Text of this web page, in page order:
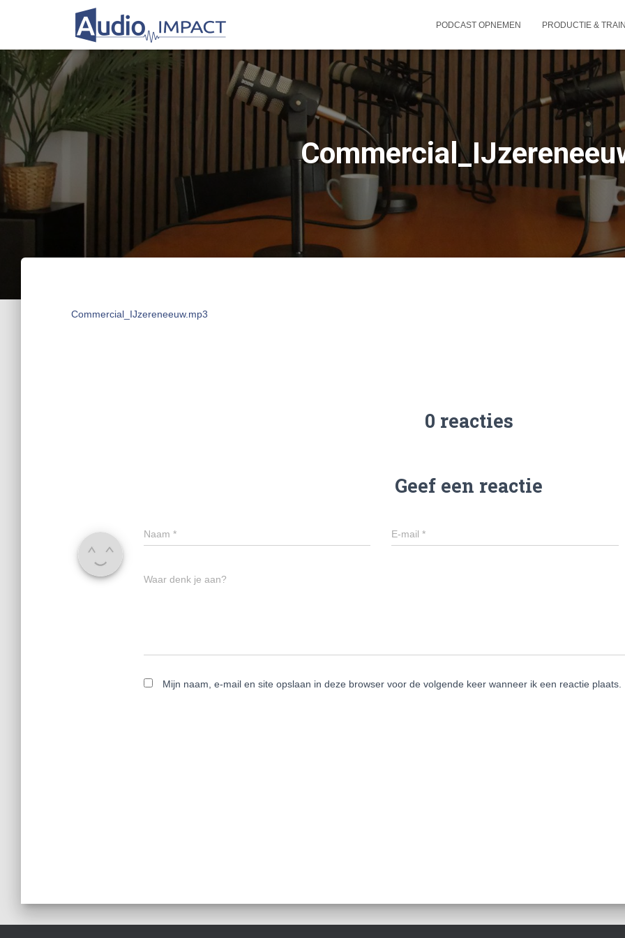
PODCAST OPNEMEN PRODUCTIE &
Commercial_IJzereneeuw.mp3
0 reacties
Geef een reactie
Naam * E-mail*
Waar denk je aan?
Mijn naam, e-mail en site opslaan in deze browser voor de volgende keer wanneer ik een reactie plaats.